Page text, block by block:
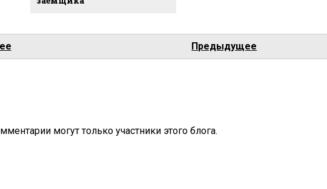
Предыдущее
могут только участники этого блога.